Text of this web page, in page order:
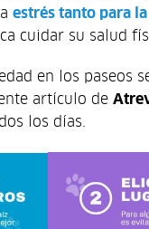
estrés tanto para
cuidar su salud
en los
artículo de
los días.